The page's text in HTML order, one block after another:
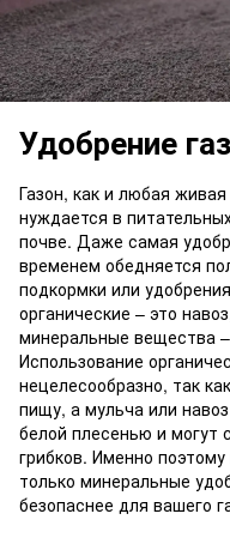
Удобрение
Газон, как и любая
нуждается в
почве. Даже самая
временем обедняется
подкормки или
органические – это
минеральные вещества
Использование
нецелесообразно, так
пищу, а мульча или
белой плесенью и могут
грибков. Именно
только минеральные
безопаснее для вашего